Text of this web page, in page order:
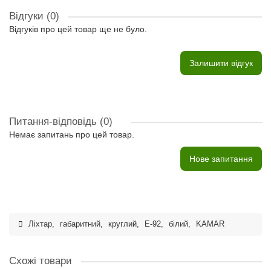
Відгуки (0)
Відгуків про цей товар ще не було.
Залишити відгук
Питання-відповідь (0)
Немає запитань про цей товар.
Нове запитання
Ліхтар, габаритний, круглий, Е-92, білий, KAMAR
Схожі товари